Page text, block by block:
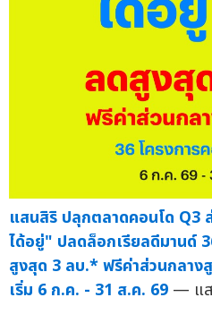
แสนสิริ ปลุกตลาดคอนโด
ได้อยู่" ปลดล็อกเรียลดีมานด์
สูงสุด 3 ลบ.* ฟรีค่าส่วนกลา
เริ่ม 6 ก.ค. - 31 ส.ค. 69 — แส